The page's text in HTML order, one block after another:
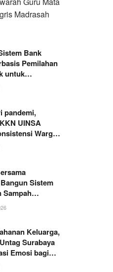
Madrasah
Bank
Pemilahan
untuk
Kesadaran dan
Masyarakat
pandemi,
UINSA
Warga
Semangat
Sistem
Sampah
di Nagari Balai
Koto
Keluarga,
Surabaya
Emosi bagi
Sidayu